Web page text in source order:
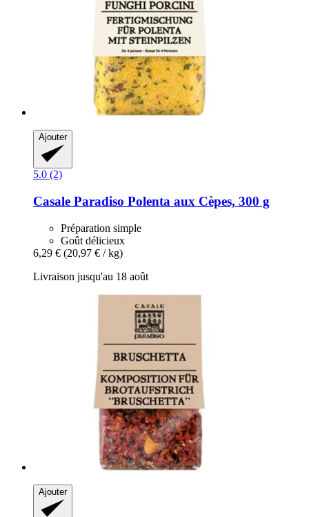
Ajouter
5.0 (2)
Casale Paradiso Polenta aux Cèpes, 300 g
Préparation simple
Goût délicieux
6,29 € (20,97 € / kg)
Livraison jusqu'au 18 août
Ajouter